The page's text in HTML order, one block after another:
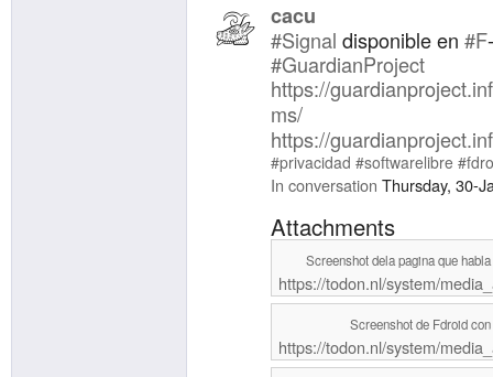
cacu
#Signal disponible en #F
#GuardianProject
https://
ms/
https://
#privacidad #softwarelibre
In conversation Thursday, 30-
Attachments
Screenshot dela pagina que
https://todon.nl/system/
Screenshot de Fdroid
https://todon.nl/system/